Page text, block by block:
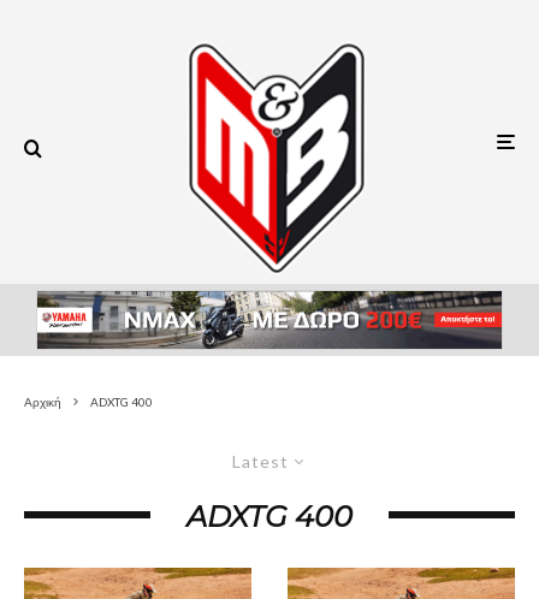
Αρχική ADXTG 400
Latest
ADXTG 400